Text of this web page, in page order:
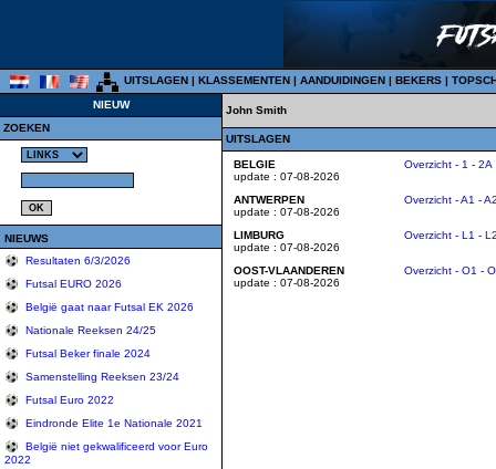
UITSLAGEN | KLASSEMENTEN | AANDUIDINGEN | BEKERS |
NIEUW
ZOEKEN
NIEUWS
Resultaten 6/3/2026
Futsal EURO 2026
België gaat naar Futsal EK 2026
Nationale Reeksen 24/25
Futsal Beker finale 2024
Samenstelling Reeksen 23/24
Futsal Euro 2022
Eindronde Elite 1e Nationale 2021
België niet gekwalificeerd voor Euro
2022
John Smith
UITSLAGEN
BELGIE
update : 07-08-2026
Overzicht - 1 - 2A
ANTWERPEN
update : 07-08-2026
Overzicht -A1 -
LIMBURG
update : 07-08-2026
Overzicht - L1 -
OOST-VLAANDEREN
update : 07-08-2026
Overzicht - O1 -